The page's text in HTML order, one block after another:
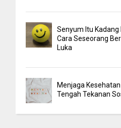
Senyum Itu Kadang
Cara Seseorang
Luka
Menjaga
Tengah Tekanan